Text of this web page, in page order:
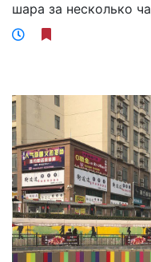
шара за несколько